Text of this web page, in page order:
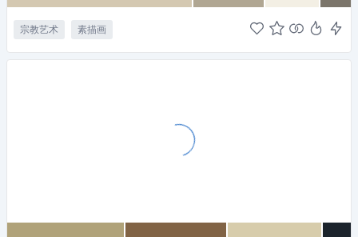
宗教艺术 素描画